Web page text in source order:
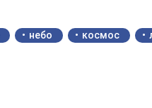
небо космос